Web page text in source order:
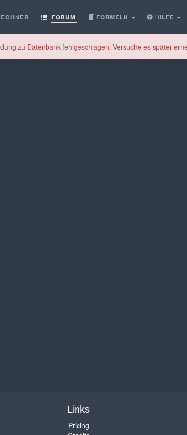
FORUM FORMELN HILFE
zu Datenbank fehlgeschlagen. Versuche es später
Links
Pricing